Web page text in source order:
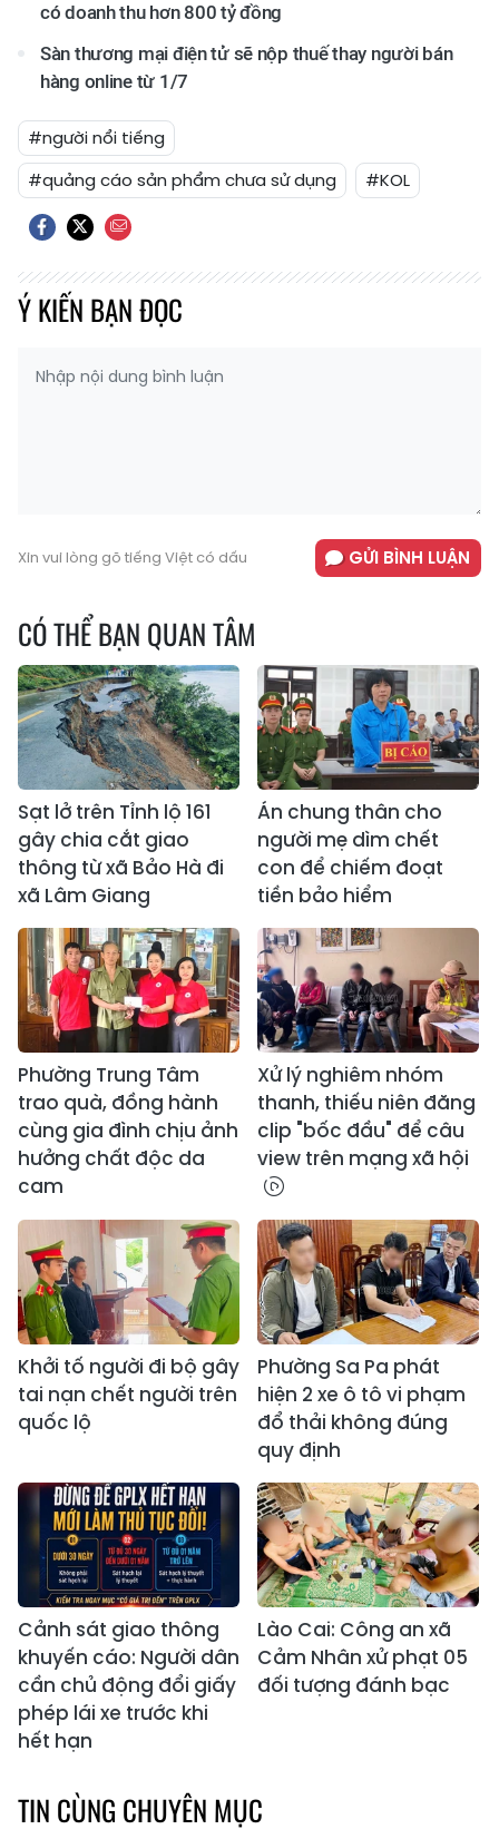
có doanh thu hơn 800 tỷ đồng
Sàn thương mại điện tử sẽ nộp thuế thay người bán
hàng online từ 1/7
#người nổi tiếng
#quảng cáo sản phẩm chưa sử dụng
#KOL
Ý KIẾN BẠN ĐỌC
Xin vui lòng gõ tiếng Việt có dấu GỬI BÌNH LUẬN
CÓ THỂ BẠN QUAN TÂM
Sạt lở trên Tỉnh lộ 161
gây chia cắt giao
thông từ xã Bảo Hà đi
xã Lâm Giang
Án chung thân cho
người mẹ dìm chết
con để chiếm đoạt
tiền bảo hiểm
Phường Trung Tâm
trao quà, đồng hành
cùng gia đình chịu ảnh
hưởng chất độc da
cam
Xử lý nghiêm nhóm
thanh, thiếu niên đăng
clip "bốc đầu" để câu
view trên mạng xã hội
Khởi tố người đi bộ gây
tai nạn chết người trên
quốc lộ
Phường Sa Pa phát
hiện 2 xe ô tô vi phạm
đổ thải không đúng
quy định
Cảnh sát giao thông
khuyến cáo: Người dân
cần chủ động đổi giấy
phép lái xe trước khi
hết hạn
Lào Cai: Công an xã
Cảm Nhân xử phạt 05
đối tượng đánh bạc
TIN CÙNG CHUYÊN MỤC